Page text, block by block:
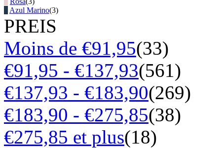
Azul Marino(3)
PREIS
Moins de €91,95(33)
€91,95 - €137,93(561)
€137,93 - €183,90(269)
€183,90 - €275,85(38)
€275,85 et plus(18)